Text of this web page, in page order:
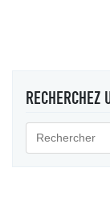
RECHERCHEZ